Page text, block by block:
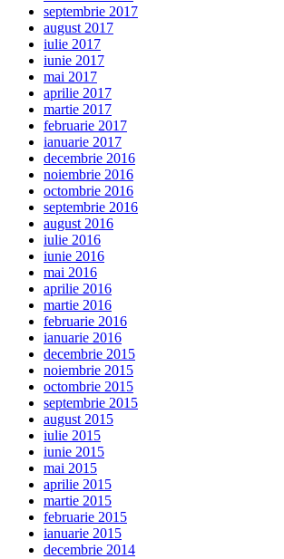
septembrie 2017
august 2017
iulie 2017
iunie 2017
mai 2017
aprilie 2017
martie 2017
februarie 2017
ianuarie 2017
decembrie 2016
noiembrie 2016
octombrie 2016
septembrie 2016
august 2016
iulie 2016
iunie 2016
mai 2016
aprilie 2016
martie 2016
februarie 2016
ianuarie 2016
decembrie 2015
noiembrie 2015
octombrie 2015
septembrie 2015
august 2015
iulie 2015
iunie 2015
mai 2015
aprilie 2015
martie 2015
februarie 2015
ianuarie 2015
decembrie 2014